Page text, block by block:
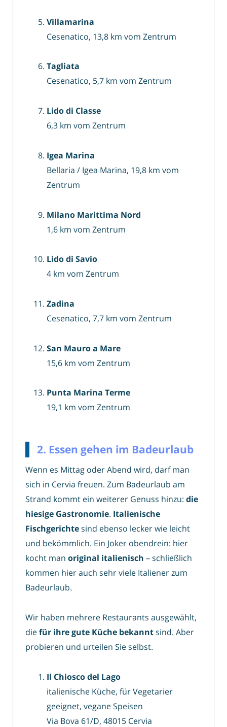
Villamarina
Cesenatico, 13,8 km vom Zentrum
Tagliata
Cesenatico, 5,7 km vom Zentrum
Lido di Classe
6,3 km vom Zentrum
Igea Marina
Bellaria / Igea Marina, 19,8 km vom
Zentrum
Milano Marittima Nord
1,6 km vom Zentrum
Lido di Savio
4 km vom Zentrum
Zadina
Cesenatico, 7,7 km vom Zentrum
San Mauro a Mare
15,6 km vom Zentrum
Punta Marina Terme
19,1 km vom Zentrum
2. Essen gehen im Badeurlaub
Wenn es Mittag oder Abend wird, darf man
sich in Cervia freuen. Zum Badeurlaub am
Strand kommt ein weiterer Genuss hinzu: die
hiesige Gastronomie. Italienische
Fischgerichtesind ebenso lecker wie leicht
und bekömmlich. Ein Joker obendrein: hier
kocht man original italienisch – schließlich
kommen hier auch sehr viele Italiener zum
Badeurlaub.
Wir haben mehrere Restaurants ausgewählt,
diefür ihre gute Küche bekanntsind. Aber
probieren und urteilen Sie selbst.
Il Chiosco del Lago
italienische Küche, für Vegetarier
geeignet, vegane Speisen
Via Bova 61/D, 48015 Cervia